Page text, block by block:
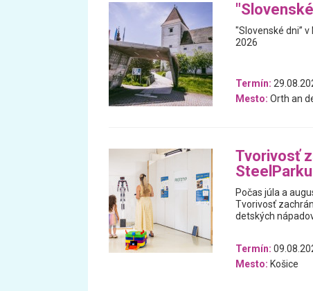
"Slovenské dni”
2026
Termín:
Mesto: Orth an
Tvorivosť
SteelParku
Počas júla a
Tvorivosť
detských
Termín:
Mesto: Košice